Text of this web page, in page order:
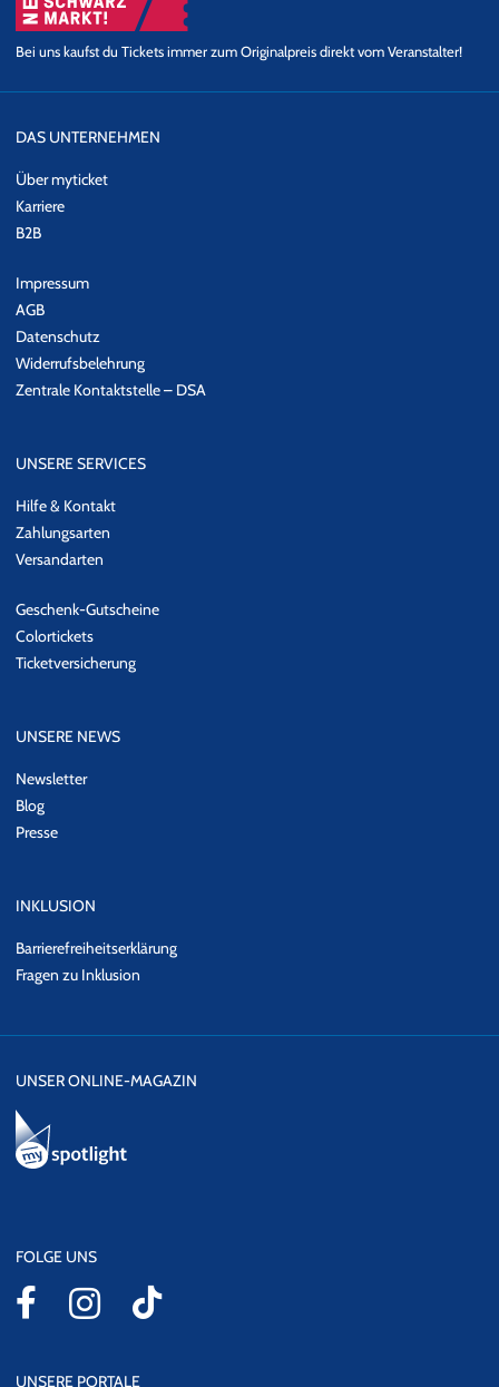
Bei uns kaufst du Tickets immer zum Originalpreis direkt vom Veranstalter!
DAS UNTERNEHMEN
Über myticket
Karriere
B2B
Impressum
AGB
Datenschutz
Widerrufsbelehrung
Zentrale Kontaktstelle – DSA
UNSERE SERVICES
Hilfe & Kontakt
Zahlungsarten
Versandarten
Geschenk-Gutscheine
Colortickets
Ticketversicherung
UNSERE NEWS
Newsletter
Blog
Presse
INKLUSION
Barrierefreiheitserklärung
Fragen zu Inklusion
UNSER ONLINE-MAGAZIN
FOLGE UNS
UNSERE PORTALE